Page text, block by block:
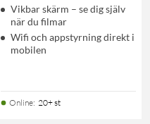
Vikbar skärm – se dig själv
när du filmar
Wifi och appstyrning direkt i
mobilen
Online: 20+ st